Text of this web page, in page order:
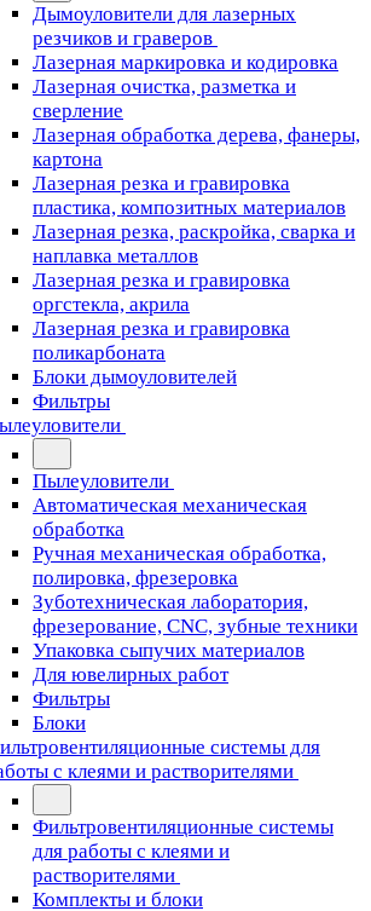
Дымоуловители для лазерных
резчиков и граверов
Лазерная маркировка и кодировка
Лазерная очистка, разметка и
сверление
Лазерная обработка дерева, фанеры,
картона
Лазерная резка и гравировка
пластика, композитных материалов
Лазерная резка, раскройка, сварка и
наплавка металлов
Лазерная резка и гравировка
оргстекла, акрила
Лазерная резка и гравировка
поликарбоната
Блоки дымоуловителей
Фильтры
Пылеуловители
Автоматическая механическая
обработка
Ручная механическая обработка,
полировка, фрезеровка
Зуботехническая лаборатория,
фрезерование, CNC, зубные техники
Упаковка сыпучих материалов
Для ювелирных работ
Фильтры
Блоки
системы для
с клеями и растворителями
Фильтровентиляционные системы
для работы с клеями и
растворителями
Комплекты и блоки